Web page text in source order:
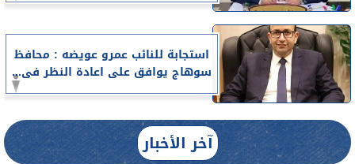
استجابة للنائب عمرو عويضه : محافظ
سوهاج يوافق على اعادة النظر فى...
آخر الأخبار